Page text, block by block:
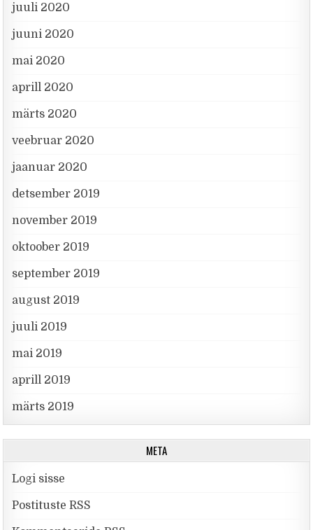
juuli 2020
juuni 2020
mai 2020
aprill 2020
märts 2020
veebruar 2020
jaanuar 2020
detsember 2019
november 2019
oktoober 2019
september 2019
august 2019
juuli 2019
mai 2019
aprill 2019
märts 2019
META
Logi sisse
Postituste RSS